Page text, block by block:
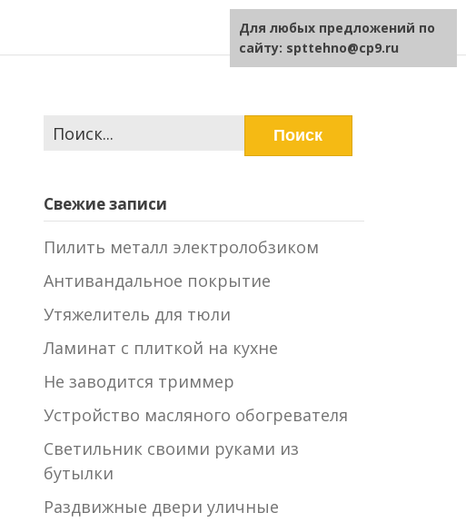
Найти:
Свежие записи
Пилить металл электролобзиком
Антивандальное покрытие
Утяжелитель для тюли
Ламинат с плиткой на кухне
Не заводится триммер
Устройство масляного обогревателя
Светильник своими руками из
бутылки
Раздвижные двери уличные
Для любых предложений по
сайту: spttehno@cp9.ru